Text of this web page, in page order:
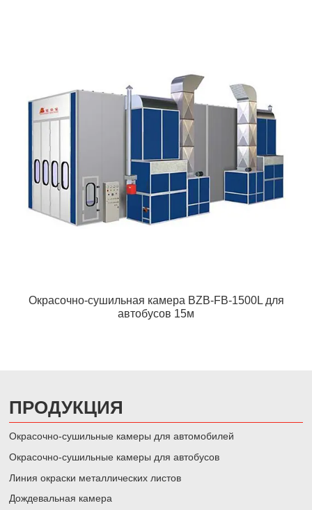
Окрасочно-сушильная камера BZB-FB-1500L для
автобусов 15м
ПРОДУКЦИЯ
Окрасочно-сушильные камеры для автомобилей
Окрасочно-сушильные камеры для автобусов
Линия окраски металлических листов
Дождевальная камера